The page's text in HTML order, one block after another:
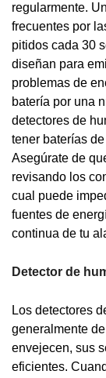
regularmente.
frecuentes por
pitidos cada 30
diseñan para
problemas de
batería por una
detectores de
tener baterías
Asegúrate de
revisando los
cual puede
fuentes de
continua de tu
Detector de
Los detectores
generalmente
envejecen, sus
eficientes.